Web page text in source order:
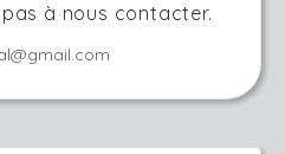
à nous contacter.